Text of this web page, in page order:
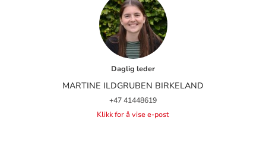
Daglig leder
MARTINE ILDGRUBEN BIRKELAND
+47 41448619
Klikk for å vise e-post